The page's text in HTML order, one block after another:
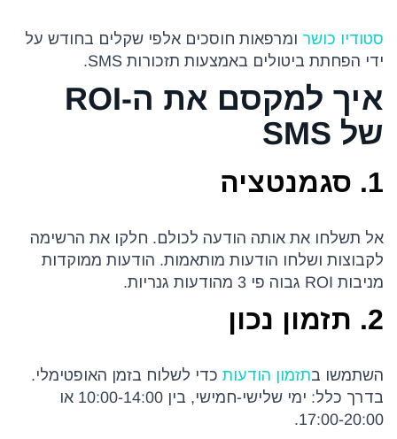
סטודיו כושר ומרפאות חוסכים אלפי שקלים בחודש על
ידי הפחתת ביטולים באמצעות תזכורות SMS.
איך למקסם את ה-ROI
של SMS
1. סגמנטציה
אל תשלחו את אותה הודעה לכולם. חלקו את הרשימה
לקבוצות ושלחו הודעות מותאמות. הודעות ממוקדות
מניבות ROI גבוה פי 3 מהודעות גנריות.
2. תזמון נכון
השתמשו בתזמון הודעות כדי לשלוח בזמן האופטימלי.
בדרך כלל: ימי שלישי-חמישי, בין 10:00-14:00 או
17:00-20:00.